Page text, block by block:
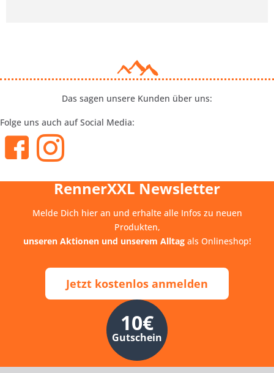
Das sagen unsere Kunden über uns:
Folge uns auch auf Social Media:
RennerXXL Newsletter
Melde Dich hier an und erhalte alle Infos zu neuen
Produkten,
unseren Aktionen und unserem Alltagals Onlineshop!
Jetzt kostenlos anmelden
10€
Gutschein